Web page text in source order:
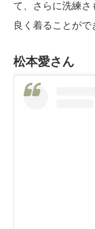
て、さらに洗練
良く着ることがで
松本愛さん